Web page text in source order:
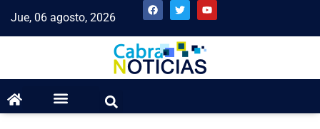
Jue, 06 agosto, 2026